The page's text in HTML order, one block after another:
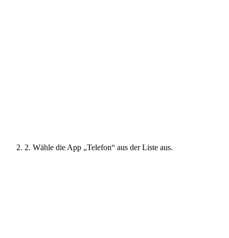
2. Wähle die App „Telefon“ aus der Liste aus.